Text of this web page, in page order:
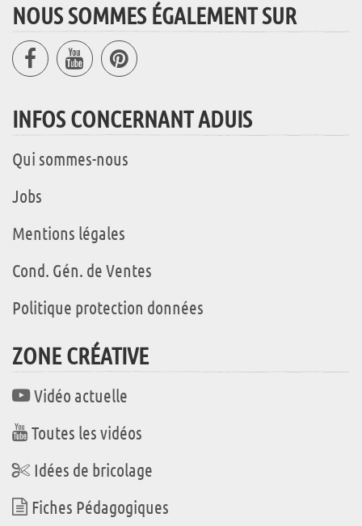
NOUS SOMMES ÉGALEMENT SUR
INFOS CONCERNANT ADUIS
Qui sommes-nous
Jobs
Mentions légales
Cond. Gén. de Ventes
Politique protection données
ZONE CRÉATIVE
Vidéo actuelle
Toutes les vidéos
Idées de bricolage
Fiches Pédagogiques